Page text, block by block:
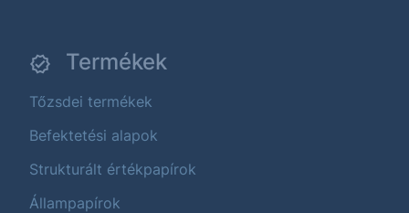
Termékek
Tőzsdei termékek
Befektetési alapok
Strukturált értékpapírok
Állampapírok